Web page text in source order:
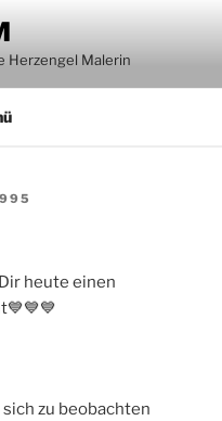
Herzengel Malerin
heute einen
zu beobachten